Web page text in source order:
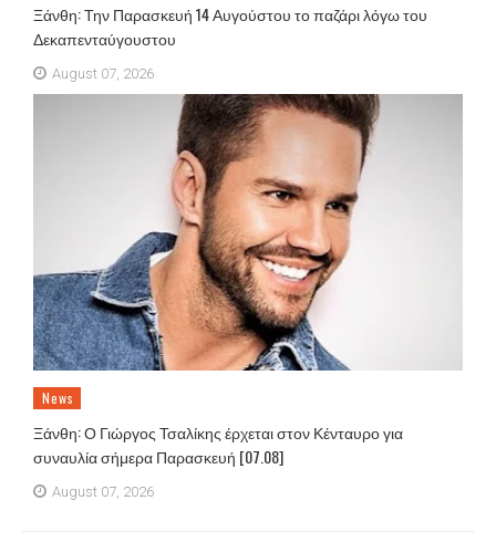
Ξάνθη: Την Παρασκευή 14 Αυγούστου το παζάρι λόγω του
Δεκαπενταύγουστου
August 07, 2026
News
Ξάνθη: Ο Γιώργος Τσαλίκης έρχεται στον Κένταυρο για
συναυλία σήμερα Παρασκευή [07.08]
August 07, 2026